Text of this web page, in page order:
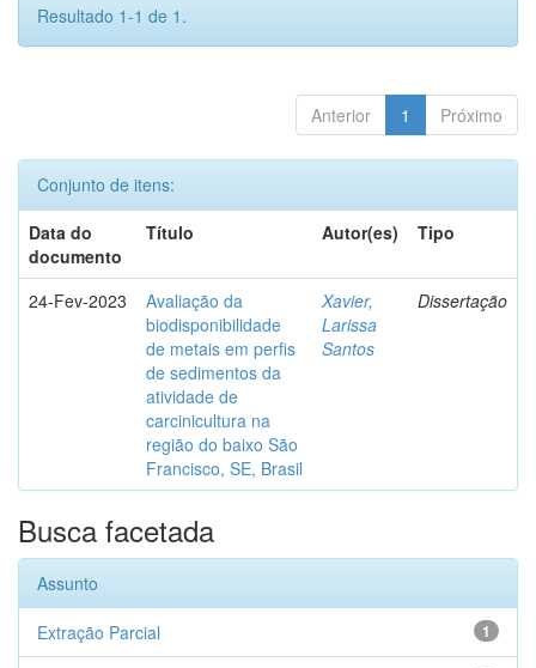
Resultado 1-1 de 1.
Anterior 1 Próximo
Conjunto de itens:
Data do
documento
Título Autor(es) Tipo
24-Fev-2023
Avaliação da
biodisponibilidade
de metais em perfis
de sedimentos da
atividade de
carcinicultura na
região do baixo São
Francisco, SE, Brasil
Xavier,
Larissa
Santos
Dissertação
Busca facetada
Assunto
1
Extração Parcial